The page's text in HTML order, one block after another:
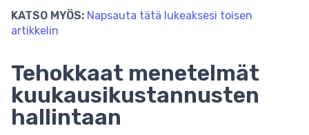
KATSO MYÖS: Napsauta tätä lukeaksesi toisen
artikkelin
Tehokkaat menetelmät
kuukausikustannusten
hallintaan